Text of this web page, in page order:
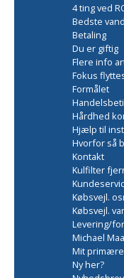
4 ting ved
Bedste
Betaling
Du er giftig
Flere info
Fokus
Formålet
Hårdhed
Hjælp til
Hvorfor så
Kontakt
Kulfilter
Købsvejl.
Købsvejl.
Levering/
Michael
Mit
Ny her?